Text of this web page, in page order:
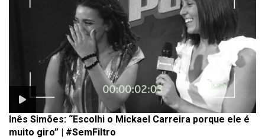
Inês Simões: “Escolhi o Mickael Carreira porque ele é
muito giro” | #SemFiltro